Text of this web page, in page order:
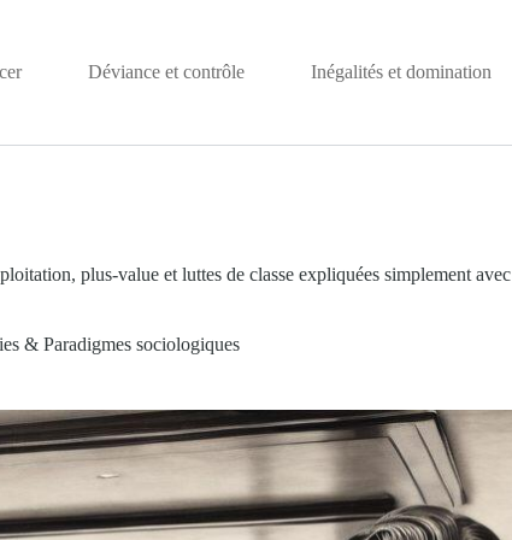
Déviance et contrôle Inégalités et domination
plus-value et luttes de classe expliquées simplement avec
& Paradigmes sociologiques